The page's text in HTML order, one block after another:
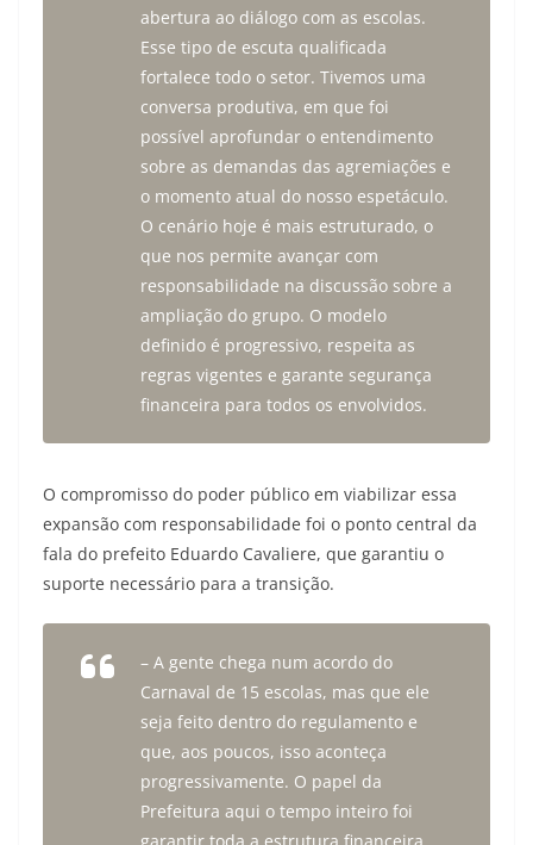
abertura ao diálogo com as escolas.
Esse tipo de escuta qualificada
fortalece todo o setor. Tivemos uma
conversa produtiva, em que foi
possível aprofundar o entendimento
sobre as demandas das agremiações e
o momento atual do nosso espetáculo.
O cenário hoje é mais estruturado, o
que nos permite avançar com
responsabilidade na discussão sobre a
ampliação do grupo. O modelo
definido é progressivo, respeita as
regras vigentes e garante segurança
financeira para todos os envolvidos.
O compromisso do poder público em viabilizar essa
expansão com responsabilidade foi o ponto central da
fala do prefeito Eduardo Cavaliere, que garantiu o
suporte necessário para a transição.
– A gente chega num acordo do
Carnaval de 15 escolas, mas que ele
seja feito dentro do regulamento e
que, aos poucos, isso aconteça
progressivamente. O papel da
Prefeitura aqui o tempo inteiro foi